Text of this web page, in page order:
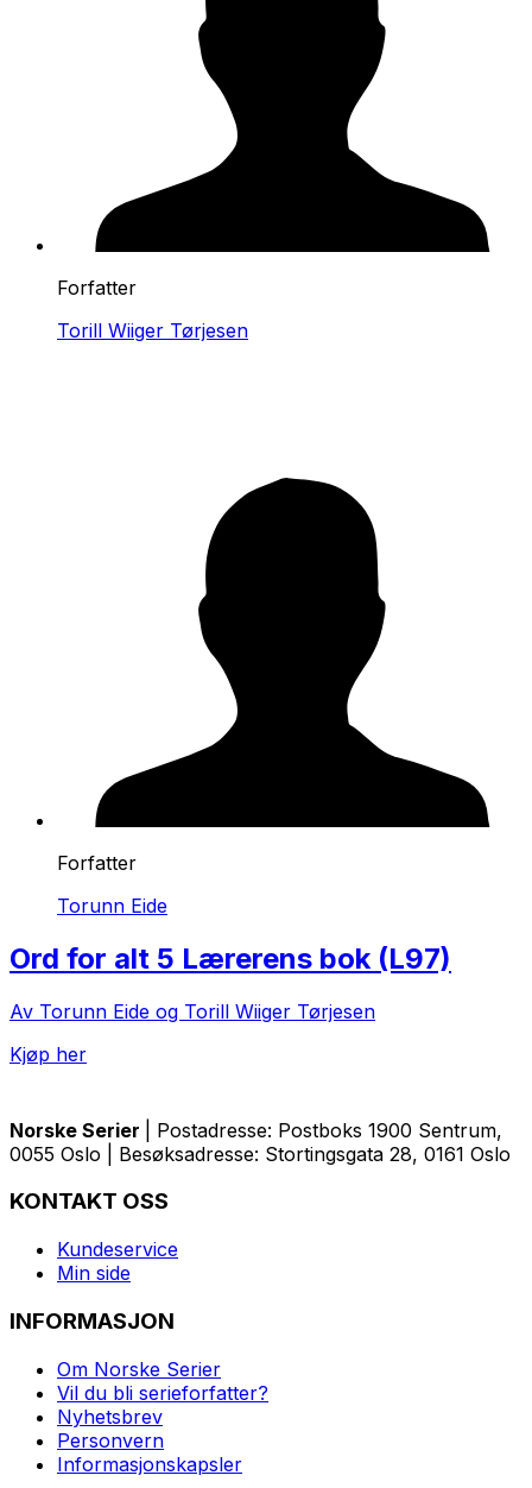
Forfatter
Torill Wiiger Tørjesen
Forfatter
Torunn Eide
Ord for alt 5 Lærerens bok (L97)
Av Torunn Eide og Torill Wiiger Tørjesen
Kjøp her
Norske Serier
| Postadresse: Postboks 1900 Sentrum,
0055 Oslo | Besøksadresse: Stortingsgata 28, 0161 Oslo
KONTAKT OSS
Kundeservice
Min side
INFORMASJON
Om Norske Serier
Vil du bli serieforfatter?
Nyhetsbrev
Personvern
Informasjonskapsler